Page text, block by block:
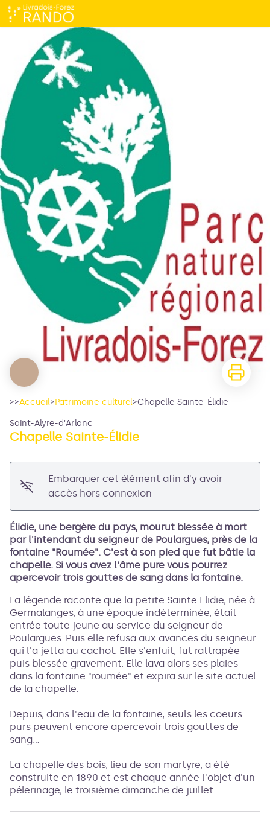
Chapelle Sainte-Élidie
Voir l'image en plein écran
>>Accueil>Patrimoine culturel>Chapelle Sainte-Élidie
Saint-Alyre-d'Arlanc
Chapelle Sainte-Élidie
Embarquer cet élément afin d'y avoir
accès hors connexion
Élidie, une bergère du pays, mourut blessée à mort
par l'intendant du seigneur de Poulargues, près de la
fontaine "Roumée". C'est à son pied que fut bâtie la
chapelle. Si vous avez l'âme pure vous pourrez
apercevoir trois gouttes de sang dans la fontaine.
La légende raconte que la petite Sainte Elidie, née à
Germalanges, à une époque indéterminée, était
entrée toute jeune au service du seigneur de
Poulargues. Puis elle refusa aux avances du seigneur
qui l'a jetta au cachot. Elle s'enfuit, fut rattrapée
puis blessée gravement. Elle lava alors ses plaies
dans la fontaine "roumée" et expira sur le site actuel
de la chapelle.
Depuis, dans l'eau de la fontaine, seuls les coeurs
purs peuvent encore apercevoir trois gouttes de
sang...
La chapelle des bois, lieu de son martyre, a été
construite en 1890 et est chaque année l'objet d'un
pélerinage, le troisième dimanche de juillet.